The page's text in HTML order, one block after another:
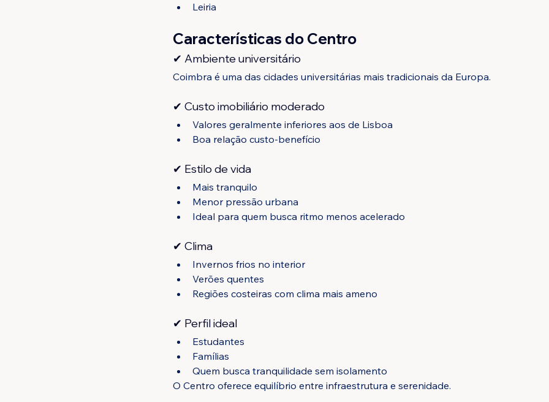
Leiria
Características do Centro
✔ Ambiente universitário
Coimbra é uma das cidades universitárias mais tradicionais da Europa.
✔ Custo imobiliário moderado
Valores geralmente inferiores aos de Lisboa
Boa relação custo-benefício
✔ Estilo de vida
Mais tranquilo
Menor pressão urbana
Ideal para quem busca ritmo menos acelerado
✔ Clima
Invernos frios no interior
Verões quentes
Regiões costeiras com clima mais ameno
✔ Perfil ideal
Estudantes
Famílias
Quem busca tranquilidade sem isolamento
O Centro oferece equilíbrio entre infraestrutura e serenidade.